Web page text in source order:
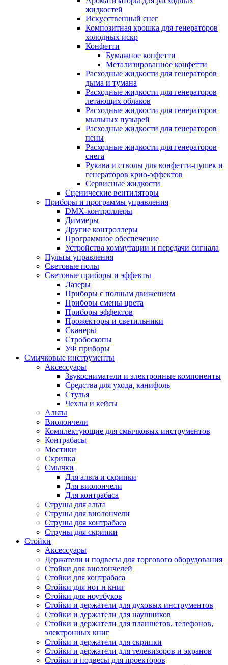
жидкостей
Искусственный снег
Композитная крошка для генераторов
холодных искр
Конфетти
Бумажное конфетти
Метализированное конфетти
Расходные жидкости для генераторов
дыма и тумана
Расходные жидкости для генераторов
летающих облаков
Расходные жидкости для генераторов
мыльных пузырей
Расходные жидкости для генераторов
пены
Расходные жидкости для генераторов
снега
Рукава и стволы для конфетти-пушек и
генераторов крио-эффектов
Сервисные жидкости
Сценические вентиляторы
Приборы и программы управления
DMX-контроллеры
Диммеры
Другие контроллеры
Программное обеспечение
Устройства коммутации и передачи сигнала
Пульты управления
Световые полы
Световые приборы и эффекты
Лазеры
Приборы с полным движением
Приборы смены цвета
Приборы эффектов
Прожекторы и светильники
Сканеры
Стробоскопы
УФ приборы
Смычковые инструменты
Аксессуары
Звукосниматели и электронные компоненты
Средства для ухода, канифоль
Стулья
Чехлы и кейсы
Альты
Виолончели
Комплектующие для смычковых инструментов
Контрабасы
Мостики
Скрипка
Смычки
Для альта и скрипки
Для виолончели
Для контрабаса
Струны для альта
Струны для виолончели
Струны для контрабаса
Струны для скрипки
Стойки
Аксессуары
Держатели и подвесы для торгового оборудования
Стойки для виолончелей
Стойки для контрабаса
Стойки для нот и книг
Стойки для ноутбуков
Стойки и держатели для духовых инструментов
Стойки и держатели для наушников
Стойки и держатели для планшетов, телефонов,
электронных книг
Стойки и держатели для скрипки
Стойки и держатели для телевизоров и экранов
Стойки и подвесы для проекторов